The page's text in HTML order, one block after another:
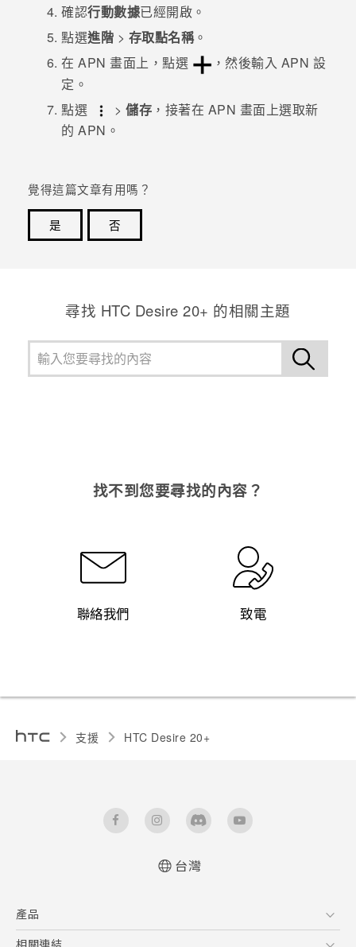
確認行動數據已經開啟。
點選進階 > 存取點名稱。
在 APN 畫面上，點選
，然後輸入 APN 設
定。
點選
> 儲存 ，接著在 APN 畫面上選取新
的 APN。
覺得這篇文章有用嗎？
是
否
尋找 HTC Desire 20+ 的相關主題
找不到您要尋找的內容？
聯絡我們 致電
支援 HTC Desire 20+‎
台灣
產品
5G